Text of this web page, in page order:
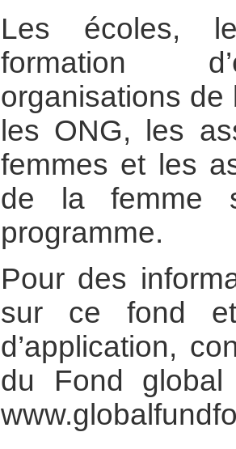
Les écoles,
formation
organisations de
les ONG, les
femmes et les
de la femme
programme.
Pour des
sur ce fond
d’application,
du Fond